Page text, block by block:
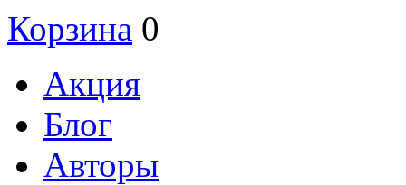
Корзина 0
Акция
Блог
Авторы